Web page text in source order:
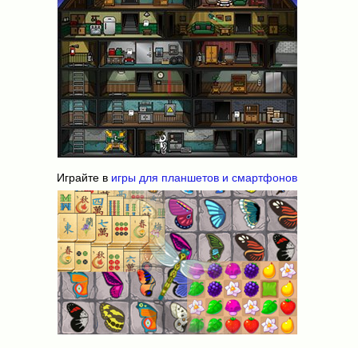
Играйте в игры для планшетов и смартфонов